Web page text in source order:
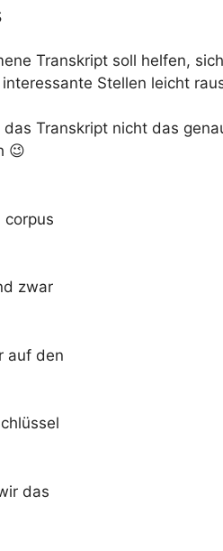
Transkript soll helfen,
Stellen leicht
Transkript nicht das
😉
corpus
zwar
auf den
das